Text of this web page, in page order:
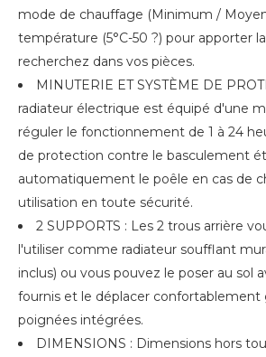
mode de chauffage (Minimum /
température (5°C-50 ?) pour apporter
recherchez dans vos pièces.
MINUTERIE ET ​​SYSTÈME DE
radiateur électrique est équipé d'une
réguler le fonctionnement de 1 à 24
de protection contre le basculement
automatiquement le poêle en cas de
utilisation en toute sécurité.
2 SUPPORTS : Les 2 trous arrière
l'utiliser comme radiateur soufflant
inclus) ou vous pouvez le poser au sol
fournis et le déplacer confortablement
poignées intégrées.
DIMENSIONS : Dimensions hors